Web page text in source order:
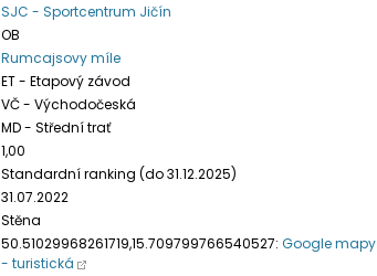
SJC - Sportcentrum Jičín
OB
Rumcajsovy míle
ET - Etapový závod
VČ - Východočeská
MD - Střední trať
1,00
Standardní ranking (do 31.12.2025)
31.07.2022
Stěna
50.51029968261719,15.709799766540527:Google mapy
- turistická